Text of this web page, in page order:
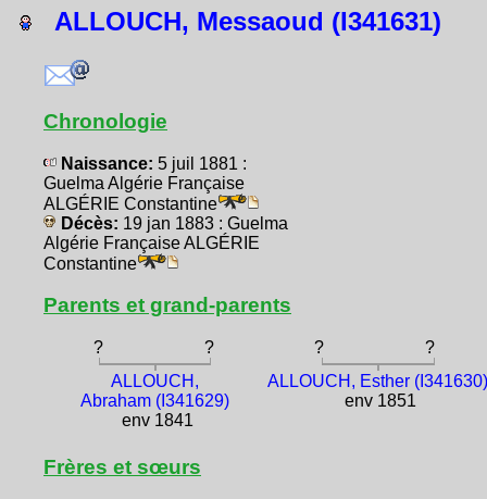
ALLOUCH, Messaoud (I341631)
Chronologie
Naissance: 5 juil 1881 :
Guelma Algérie Française
ALGÉRIE Constantine
Décès: 19 jan 1883 : Guelma
Algérie Française ALGÉRIE
Constantine
Parents et grand-parents
? ? ?
?
ALLOUCH,
Abraham (I341629)
env 1841
ALLOUCH, Esther
env 1851
Frères et sœurs